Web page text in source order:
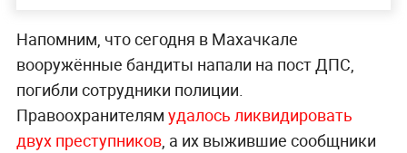
Напомним, что сегодня в Махачкале
вооружённые бандиты напали на пост ДПС,
погибли сотрудники полиции.
Правоохранителям удалось ликвидировать
двух преступников, а их выжившие сообщники